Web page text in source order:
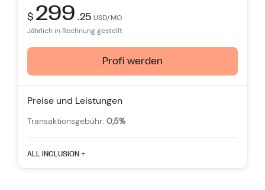
Intelligente Produktempfehlungen
$ 299 .25 USD/MO
Jährlich in Rechnung gestellt
Profi werden
Preise und Leistungen
Transaktionsgebühr: 0,5%
ALL INCLUSION +